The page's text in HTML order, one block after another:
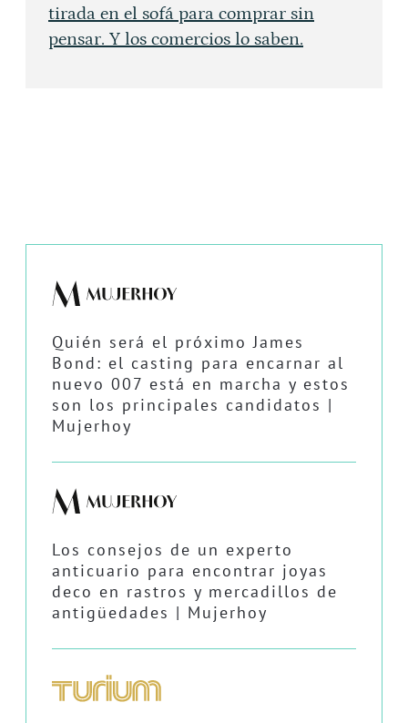
tirada en el sofá para comprar sin
pensar. Y los comercios lo saben.
Quién será el próximo James
Bond: el casting para encarnar al
nuevo 007 está en marcha y estos
son los principales candidatos |
Mujerhoy
Los consejos de un experto
anticuario para encontrar joyas
deco en rastros y mercadillos de
antigüedades | Mujerhoy